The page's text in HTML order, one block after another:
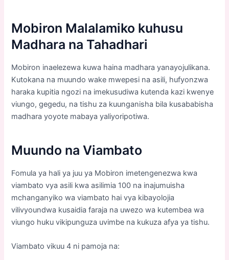
Mobiron Malalamiko kuhusu
Madhara na Tahadhari
Mobiron inaelezewa kuwa haina madhara yanayojulikana.
Kutokana na muundo wake mwepesi na asili, hufyonzwa
haraka kupitia ngozi na imekusudiwa kutenda kazi kwenye
viungo, gegedu, na tishu za kuunganisha bila kusababisha
madhara yoyote mabaya yaliyoripotiwa.
Muundo na Viambato
Fomula ya hali ya juu ya Mobiron imetengenezwa kwa
viambato vya asili kwa asilimia 100 na inajumuisha
mchanganyiko wa viambato hai vya kibayolojia
vilivyoundwa kusaidia faraja na uwezo wa kutembea wa
viungo huku vikipunguza uvimbe na kukuza afya ya tishu.
Viambato vikuu 4 ni pamoja na: